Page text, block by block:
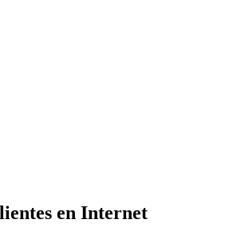
en Internet